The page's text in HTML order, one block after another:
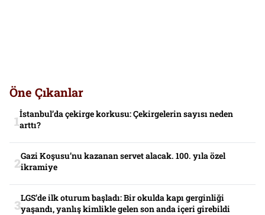
Öne Çıkanlar
İstanbul’da çekirge korkusu: Çekirgelerin sayısı neden
arttı?
Gazi Koşusu’nu kazanan servet alacak. 100. yıla özel
ikramiye
LGS’de ilk oturum başladı: Bir okulda kapı gerginliği
yaşandı, yanlış kimlikle gelen son anda içeri girebildi